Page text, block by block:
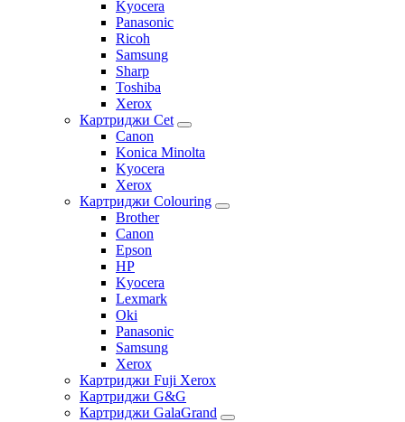
Kyocera
Panasonic
Ricoh
Samsung
Sharp
Toshiba
Xerox
Картриджи Cet
Canon
Konica Minolta
Kyocera
Xerox
Картриджи Colouring
Brother
Canon
Epson
HP
Kyocera
Lexmark
Oki
Panasonic
Samsung
Xerox
Картриджи Fuji Xerox
Картриджи G&G
Картриджи GalaGrand